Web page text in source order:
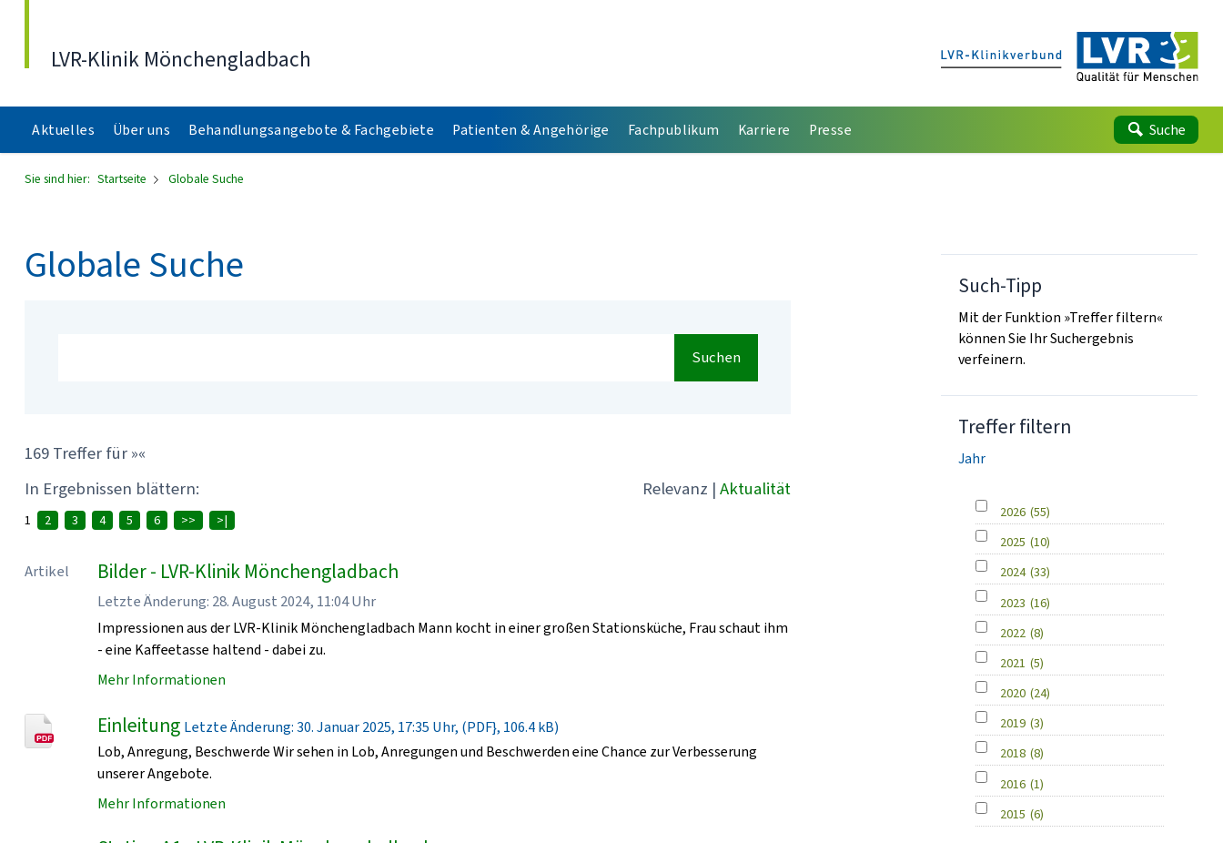
LVR-Klinik Mönchengladbach
Aktuelles Über uns Behandlungsangebote & Fachgebiete Patienten & Angehörige Fachpublikum Karriere Presse Suche
Sie sind hier: Startseite Globale Suche
Globale Suche
Suchen
169 Treffer für »«
In Ergebnissen blättern:
Relevanz | Aktualität
1 2 3 4 5 6 >> >|
Artikel Bilder - LVR-Klinik Mönchengladbach
Letzte Änderung: 28. August 2024, 11:04 Uhr
Impressionen aus der LVR-Klinik Mönchengladbach Mann kocht in einer großen Stationsküche, Frau schaut ihm
- eine Kaffeetasse haltend - dabei zu.
Mehr Informationen
Einleitung Letzte Änderung: 30. Januar 2025, 17:35 Uhr, (PDF}, 106.4 kB)
Lob, Anregung, Beschwerde Wir sehen in Lob, Anregungen und Beschwerden eine Chance zur Verbesserung
unserer Angebote.
Mehr Informationen
Such-Tipp
Mit der Funktion »Treffer filtern«
können Sie Ihr Suchergebnis
verfeinern.
Treffer filtern
Jahr
2026 (55)
2025 (10)
2024 (33)
2023 (16)
2022 (8)
2021 (5)
2020 (24)
2019 (3)
2018 (8)
2016 (1)
2015 (6)